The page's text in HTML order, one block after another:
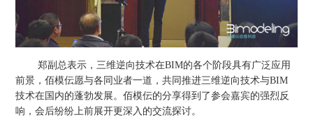
郑副总表示，三维逆向技术在BIM的各个阶段具有广泛应用
前景，佰模伝愿与各同业者一道，共同推进三维逆向技术与BIM
技术在国内的蓬勃发展。佰模伝的分享得到了参会嘉宾的强烈反
响，会后纷纷上前展开更深入的交流探讨。